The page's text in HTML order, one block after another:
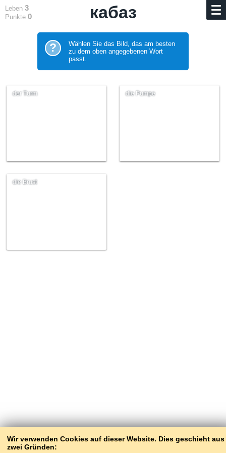
Wir verwenden Cookies auf dieser Website. Dies geschieht aus
zwei Gründen:
Leben 3
Punkte 0 кабаз
?
Wählen Sie das Bild, das am besten
zu dem oben angegebenen Wort
passt.
der Turm die Pumpe
die Brust